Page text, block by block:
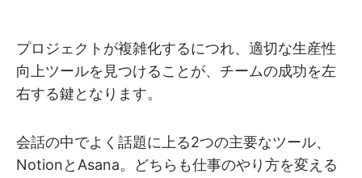
プロジェクトが複雑化するにつれ、適切な生産性
向上ツールを見つけることが、チームの成功を左
右する鍵となります。
会話の中でよく話題に上る2つの主要なツール、
NotionとAsana。どちらも仕事のやり方を変える